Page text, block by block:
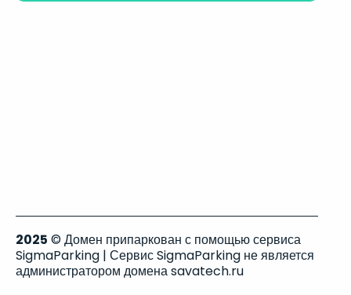
2025 © Домен припаркован с помощью сервиса
SigmaParking | Сервис SigmaParking не является
администратором домена savatech.ru